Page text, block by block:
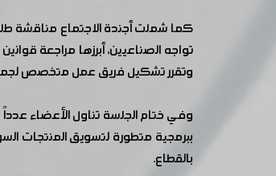
كما شملت أجندة الاجتماع مناقشة طلب
تواجه الصناعيين، أبرزها مراجعة
وتقرر تشكيل فريق عمل متخصص لجمع
وفي ختام الجلسة تناول الأعضاء
ببرمجية متطورة لتسويق المنتجات
بالقطاع.